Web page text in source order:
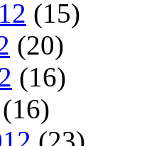
(15)
(20)
(16)
(16)